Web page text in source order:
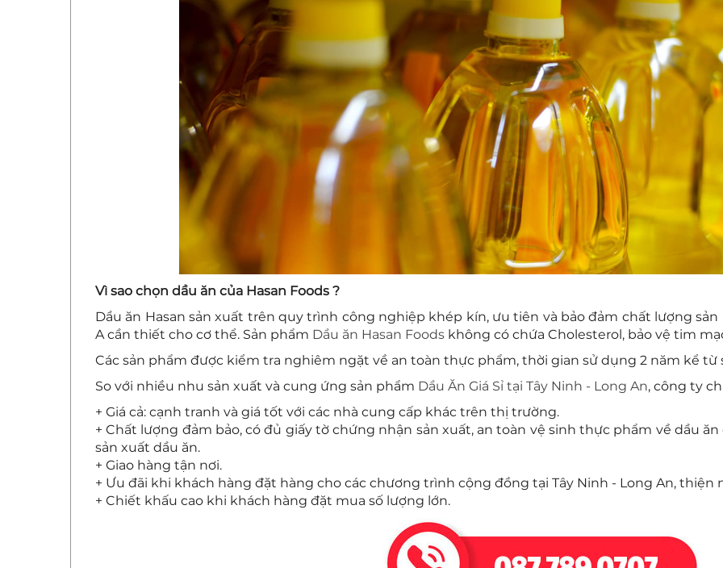
Vì sao chọn dầu ăn của Hasan Foods ?
Dầu ăn Hasan sản xuất trên quy trình công nghiệp khép kín, ưu tiên và bảo đảm chất lượng
A cần thiết cho cơ thể. Sản phẩm Dầu ăn Hasan Foods không có chứa Cholesterol, bảo vệ tim
Các sản phẩm được kiểm tra nghiêm ngặt về an toàn thực phẩm, thời gian sử dụng 2 năm kể từ
So với nhiều nhu sản xuất và cung ứng sản phẩm Dầu Ăn Giá Sỉ tại Tây Ninh - Long An, công ty
+ Giá cả: cạnh tranh và giá tốt với các nhà cung cấp khác trên thị trường.
+ Chất lượng đảm bảo, có đủ giấy tờ chứng nhận sản xuất, an toàn vệ sinh thực phẩm về dầu
sản xuất dầu ăn.
+ Giao hàng tận nơi.
+ Ưu đãi khi khách hàng đặt hàng cho các chương trình cộng đồng tại Tây Ninh - Long An, thiện
+ Chiết khấu cao khi khách hàng đặt mua số lượng lớn.